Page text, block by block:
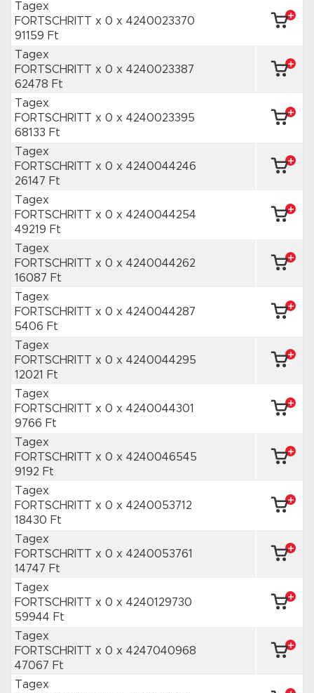
Tagex
FORTSCHRITT x 0 x 4240023370
91159 Ft
Tagex
FORTSCHRITT x 0 x 4240023387
62478 Ft
Tagex
FORTSCHRITT x 0 x 4240023395
68133 Ft
Tagex
FORTSCHRITT x 0 x 4240044246
26147 Ft
Tagex
FORTSCHRITT x 0 x 4240044254
49219 Ft
Tagex
FORTSCHRITT x 0 x 4240044262
16087 Ft
Tagex
FORTSCHRITT x 0 x 4240044287
5406 Ft
Tagex
FORTSCHRITT x 0 x 4240044295
12021 Ft
Tagex
FORTSCHRITT x 0 x 4240044301
9766 Ft
Tagex
FORTSCHRITT x 0 x 4240046545
9192 Ft
Tagex
FORTSCHRITT x 0 x 4240053712
18430 Ft
Tagex
FORTSCHRITT x 0 x 4240053761
14747 Ft
Tagex
FORTSCHRITT x 0 x 4240129730
59944 Ft
Tagex
FORTSCHRITT x 0 x 4247040968
47067 Ft
Tagex